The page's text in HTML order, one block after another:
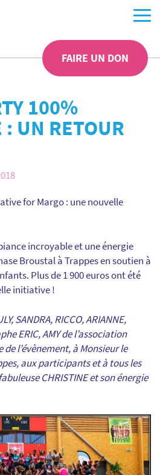
FAIRE UN DON
100%
: UN RETOUR
for Margo : une nouvelle
incroyable et une énergie
Broustal à Trappes en soutien à
Plus de 1 900 euros ont été
initiative !
SANDRA, RICCO, ARIANNE,
ERIC, AMY de l’association
de l’évènement, à Monsieur le
aux participants et à tous les
CHRISTINE et son énergie